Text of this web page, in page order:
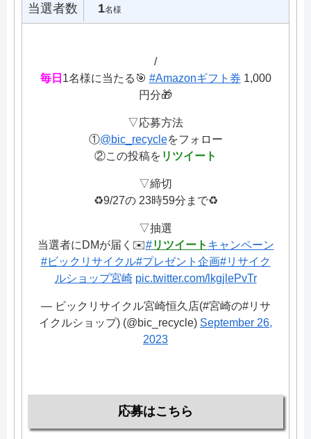
当選者数
1名様
/
毎日 1名様に当たる🎯 #Amazonギフト券 1,000
円分🎁
▽応募方法
①@bic_recycleをフォロー
②この投稿を リツイート
▽締切
♻️9/27の 23時59分まで♻️
▽抽選
当選者にDMが届く✉️#リツイート キャンペーン
#ビックリサイクル#プレゼント企画#リサイク
ルショップ宮崎 pic.twitter.com/lkgjlePvTr
— ビックリサイクル宮崎恒久店(#宮崎の#リサ
イクルショップ) (@bic_recycle) September 26,
2023
応募はこちら